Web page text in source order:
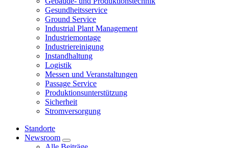
Gesundheitsservice
Ground Service
Industrial Plant Management
Industriemontage
Industriereinigung
Instandhaltung
Logistik
Messen und Veranstaltungen
Passage Service
Produktionsunterstützung
Sicherheit
Stromversorgung
Standorte
Newsroom